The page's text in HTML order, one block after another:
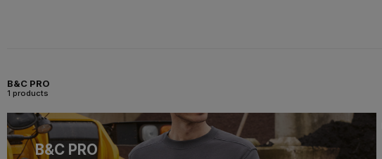
B&C PRO
1 products
B&C PRO